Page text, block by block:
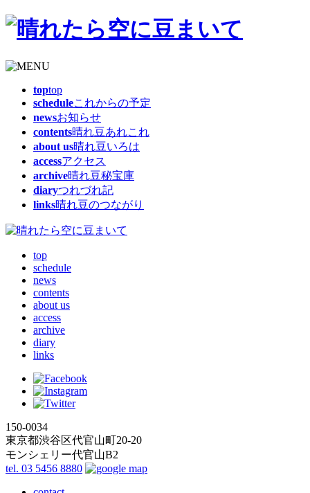
toptop
scheduleこれからの予定
newsお知らせ
contents晴れ豆あれこれ
about us晴れ豆いろは
accessアクセス
archive晴れ豆秘宝庫
diaryつれづれ記
links晴れ豆のつながり
top
schedule
news
contents
about us
access
archive
diary
links
150-0034
東京都渋谷区代官山町20-20
モンシェリー代官山B2
tel. 03 5456 8880